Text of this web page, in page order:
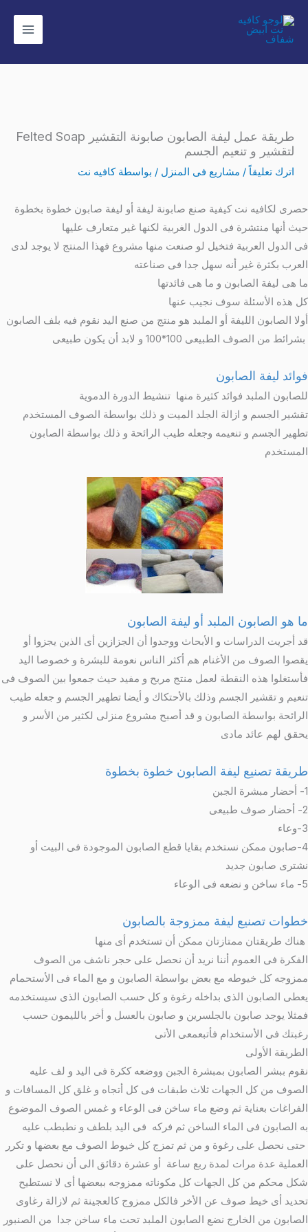
إلى
المحتوى
طريقة عمل ليفة الصابون صابونة التقشير Felted Soap
لتقشير و تنعيم الجسم
اترك تعليقاً / مشاريع فى المنزل / بواسطة كافيه نت
حصرى لكافيه نت كيفية صنع صابونة ليفة أو ليفة صابون خطوة بخطوة
حيث أنها منتشرة فى الدول الغربية لكنها غير متعارف عليها
فى الدول العربية فتخيل لو صنعت منها مشروع فهذا المنتج لا يوجد لدى
العرب بكثرة غير أنه سهل جدا فى صناعته
ما هى ليفة الصابون و ما هى فائدتها
كل هذه الأسئلة سوف نجيب عنها
أولا الصابون الليفة أو الملبد هو منتج من صنع اليد نقوم فيه بلف الصابون
بشرائط من الصوف الطبيعى 100*100 و لابد أن يكون طبيعى
فوائد ليفة الصابون
للصابون الملبد فوائد كثيرة منها تنشيط الدورة الدموية
تقشير الجسم و ازالة الجلد الميت و ذلك بواسطة الصوف المستخدم
تطهير الجسم و تنعيمه وجعله طيب الرائحة و ذلك بواسطة الصابون
المستخدم
ما هو الصابون الملبد أو ليفة الصابون
قد أجريت الدراسات و الأبحاث ووجدوا أن الجزازين أى الذين يجزوا أو
يقصوا الصوف من الأغنام هم أكثر الناس نعومة للبشرة و خصوصا اليد
فأستغلوا هذه النقطة لعمل منتج مربح و مفيد حيث جمعوا بين الصوف فى
تنعيم و تقشير الجسم وذلك بالأحتكاك و أيضا تطهير الجسم و جعله طيب
الرائحة بواسطة الصابون و قد أصبح مشروع منزلى لكثير من الأسر و
يحقق لهم عائد مادى
طريقة تصنيع ليفة الصابون خطوة بخطوة
1- أحضار مبشرة الجبن
2- أحضار صوف طبيعى
3-وعاء
4-صابون ممكن نستخدم بقايا قطع الصابون الموجودة فى البيت أو
نشترى صابون جديد
5- ماء ساخن و نضعه فى الوعاء
خطوات تصنيع ليفة ممزوجة بالصابون
هناك طريقتان ممتازتان ممكن أن تستخدم أى منها
الفكرة فى العموم أننا نريد أن نحصل على حجر ناشف من الصوف
ممزوجه كل خيوطه مع بعض بواسطة الصابون و مع الماء فى الأستحمام
يعطى الصابون الذى بداخله رغوة و كل حسب الصابون الذى سيستخدمه
فمثلا يوجد صابون بالجلسرين و صابون بالعسل و أخر بالليمون حسب
رغبتك فى الأستخدام فأتبعمعى الأتى
الطريقة الأولى
نقوم ببشر الصابون بمبشرة الجبن ووضعه ككرة فى اليد و لف عليه
الصوف من كل الجهات ثلاث طبقات فى كل أتجاه و غلق كل المسافات و
الفراغات بعناية ثم وضع ماء ساخن فى الوعاء و غمس الصوف الموضوع
به الصابون فى الماء الساخن ثم فركه فى اليد بلطف و نطبطب عليه
حتى نحصل على رغوة و من ثم تمزج كل خيوط الصوف مع بعضها و تكرر
العملية عدة مرات لمدة ربع ساعة أو عشرة دقائق الى أن نحصل على
شكل محكم من كل الجهات كل مكوناته ممزوجه ببعضها أى لا نستطيح
تحديد أى خيط صوف عن الأخر فالكل ممزوج كالعجينة ثم لازالة رغاوى
الصابون من الخارج نضع الصابون الملبد تحت ماء ساخن جدا من الصنبور